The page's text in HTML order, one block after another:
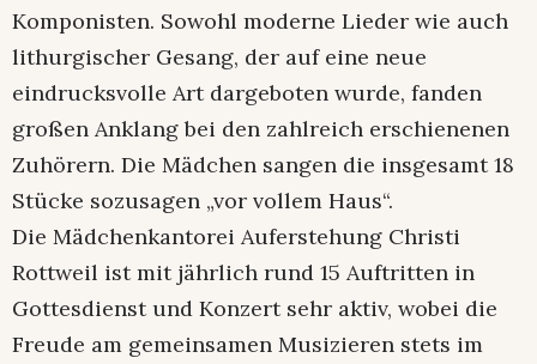
Komponisten. Sowohl moderne Lieder wie auch
lithurgischer Gesang, der auf eine neue
eindrucksvolle Art dargeboten wurde, fanden
großen Anklang bei den zahlreich erschienenen
Zuhörern. Die Mädchen sangen die insgesamt 18
Stücke sozusagen „vor vollem Haus“.
Die Mädchenkantorei Auferstehung Christi
Rottweil ist mit jährlich rund 15 Auftritten in
Gottesdienst und Konzert sehr aktiv, wobei die
Freude am gemeinsamen Musizieren stets im